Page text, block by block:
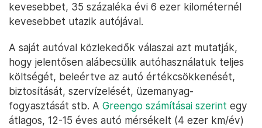
kevesebbet, 35 százaléka évi 6 ezer kilométernél
kevesebbet utazik autójával.
A saját autóval közlekedők válaszai azt mutatják,
hogy jelentősen alábecsülik autóhasználatuk teljes
költségét, beleértve az autó értékcsökkenését,
biztosítását, szervízelését, üzemanyag-
fogyasztását stb. A Greengo számításai szerint egy
átlagos, 12-15 éves autó mérsékelt (4 ezer km/év)